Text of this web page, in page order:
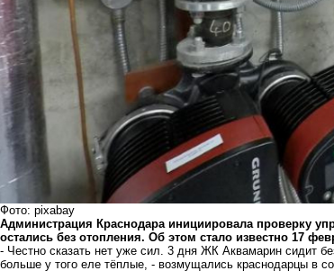
Фото: pixabay
Администрация Краснодара инициировала проверку
остались без отопления. Об этом стало известно 17
- Честно сказать нет уже сил. 3 дня ЖК Аквамарин сидит
больше у того еле тёплые, - возмущались краснодарцы в